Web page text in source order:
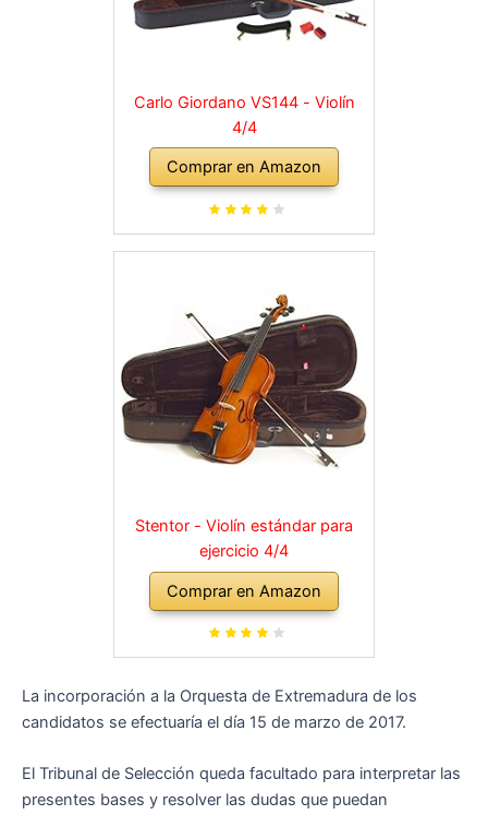
Carlo Giordano VS144 - Violín
4/4
Comprar en Amazon
Stentor - Violín estándar para
ejercicio 4/4
Comprar en Amazon
La incorporación a la Orquesta de Extremadura de los
candidatos se efectuaría el día 15 de marzo de 2017.
El Tribunal de Selección queda facultado para interpretar las
presentes bases y resolver las dudas que puedan